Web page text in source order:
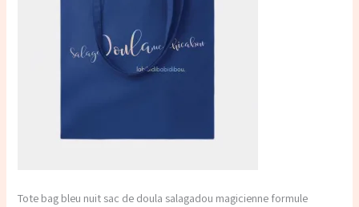
Tote bag bleu nuit sac de doula salagadou magicienne formule